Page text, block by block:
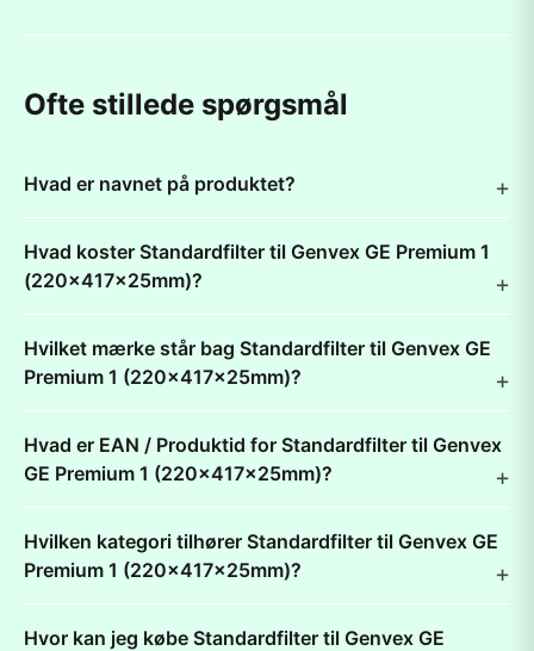
Ofte stillede spørgsmål
Hvad er navnet på produktet?
Hvad koster Standardfilter til Genvex GE Premium 1
(220x417x25mm)?
Hvilket mærke står bag Standardfilter til Genvex GE
Premium 1 (220x417x25mm)?
Hvad er EAN / Produktid for Standardfilter til Genvex
GE Premium 1 (220x417x25mm)?
Hvilken kategori tilhører Standardfilter til Genvex GE
Premium 1 (220x417x25mm)?
Hvor kan jeg købe Standardfilter til Genvex GE